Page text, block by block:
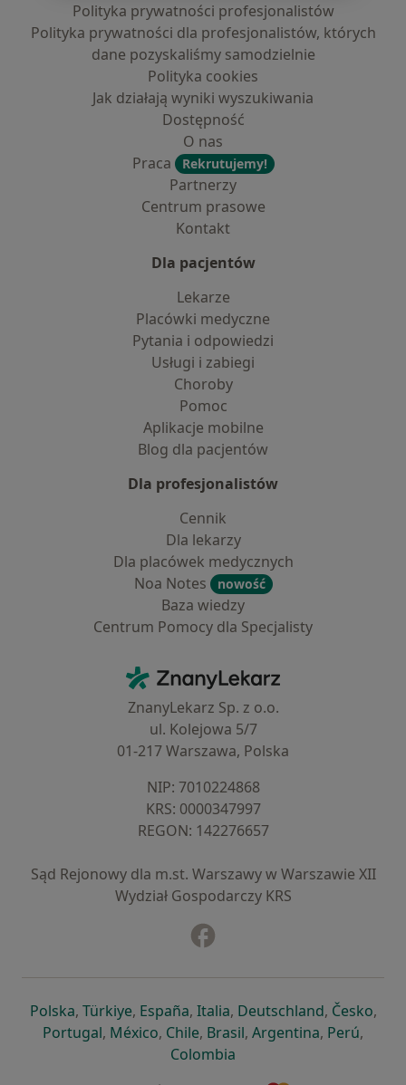
Polityka prywatności profesjonalistów
Polityka prywatności dla profesjonalistów, których
dane pozyskaliśmy samodzielnie
Polityka cookies
Jak działają wyniki wyszukiwania
Dostępność
O nas
Praca
Rekrutujemy!
Partnerzy
Centrum prasowe
Kontakt
Dla pacjentów
Lekarze
Placówki medyczne
Pytania i odpowiedzi
Usługi i zabiegi
Choroby
Pomoc
Aplikacje mobilne
Blog dla pacjentów
Dla profesjonalistów
Cennik
Dla lekarzy
Dla placówek medycznych
Noa Notes
nowość
Baza wiedzy
Centrum Pomocy dla Specjalisty
ZnanyLekarz - Strona główna
ZnanyLekarz Sp. z o.o.
ul. Kolejowa 5/7
01-217 Warszawa, Polska
NIP: ⁠7010224868
KRS: ⁠0000347997
REGON: ⁠142276657
Sąd Rejonowy dla m.st. Warszawy w Warszawie XII
Wydział Gospodarczy KRS
Polskaotwiera się w nowej karcie
, Türkiyeotwiera się w nowej karcie
, Españaotwiera się w nowej karcie
, Italiaotwiera się w nowej
, Deutschlandotwiera się
, Česko,
Portugalotwiera się w nowej karcie
, Méxicootwiera się w nowej karcie
, Chileotwiera się w nowej karcie
, Brasilotwiera się w nowej
, Argentinaotwiera się
, Perú,
Colombia